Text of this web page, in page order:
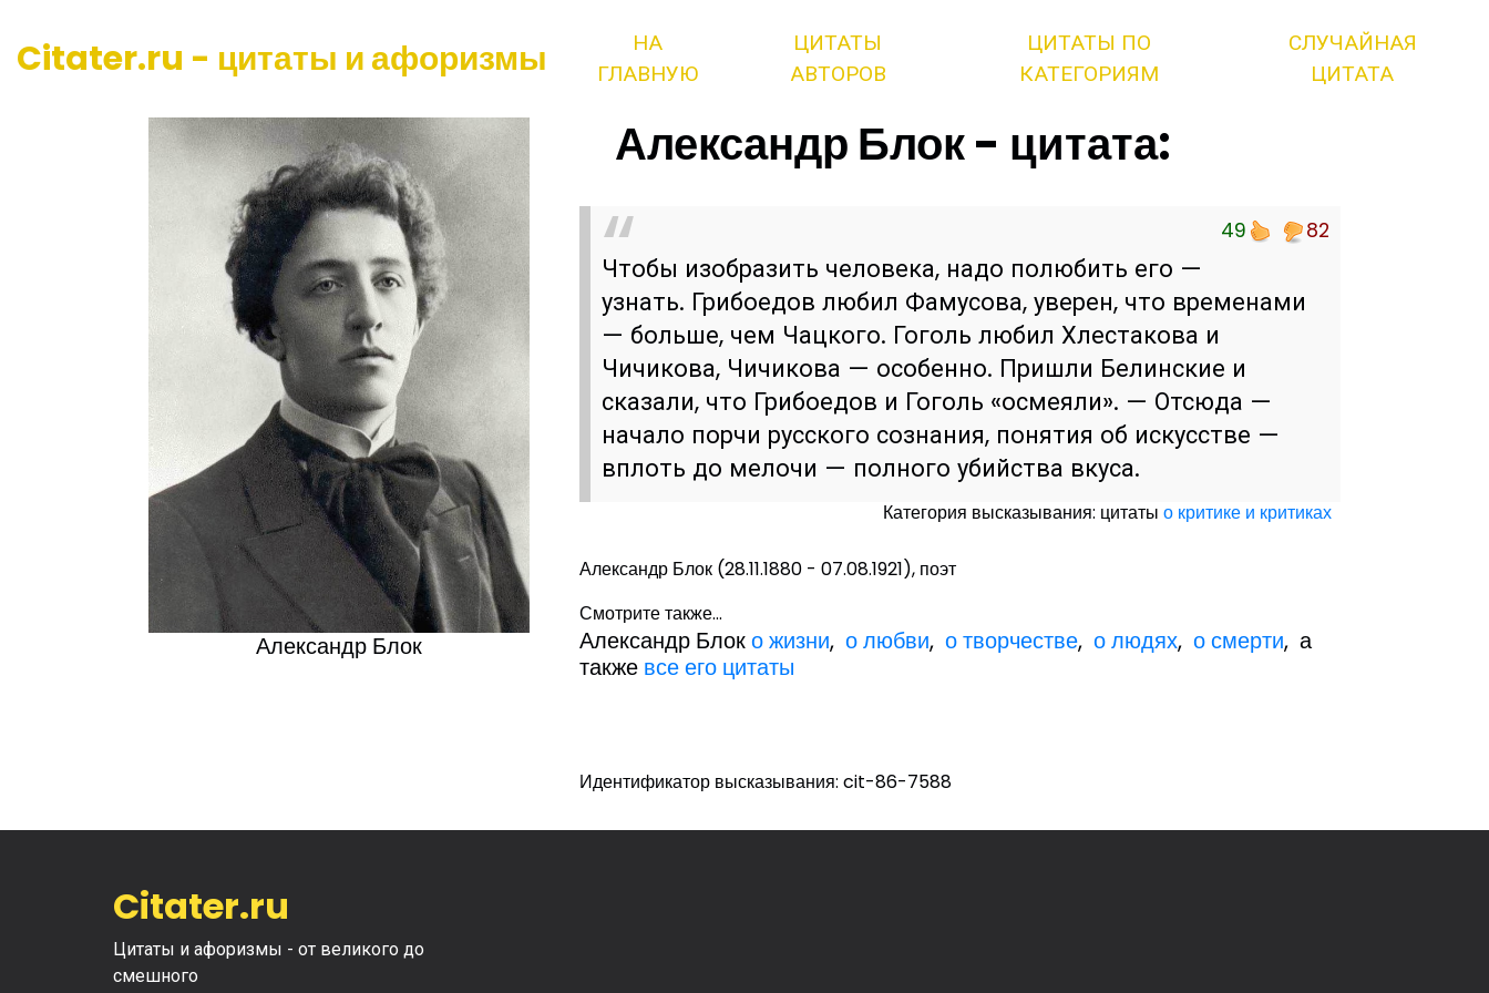
Citater.ru - цитаты и афоризмы
НА
ГЛАВНУЮ
ЦИТАТЫ
АВТОРОВ
ЦИТАТЫ ПО
КАТЕГОРИЯМ
СЛУЧАЙНАЯ
ЦИТАТА
Александр Блок
Александр Блок - цитата:
49 82
Чтобы изобразить человека, надо полюбить его —
узнать. Грибоедов любил Фамусова, уверен, что временами
— больше, чем Чацкого. Гоголь любил Хлестакова и
Чичикова, Чичикова — особенно. Пришли Белинские и
сказали, что Грибоедов и Гоголь «осмеяли». — Отсюда —
начало порчи русского сознания, понятия об искусстве —
вплоть до мелочи — полного убийства вкуса.
Категория высказывания: цитаты о критике и критиках
Александр Блок (28.11.1880 - 07.08.1921), поэт
Смотрите также...
Александр Блоко жизни,о любви,о творчестве,о людях,о смерти, а
также все его цитаты
Идентификатор высказывания: cit-86-7588
Citater.ru
Цитаты и афоризмы - от великого до
смешного